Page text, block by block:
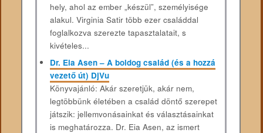
hely, ahol az ember „készül”, személyisége
alakul. Virginia Satir több ezer családdal
foglalkozva szerezte tapasztalatait, s
kivételes...
Dr. Eia Asen – A boldog család (és a hozzá
vezető út) DjVu
Könyvajánló: Akár szeretjük, akár nem,
legtöbbünk életében a család döntő szerepet
játszik: jellemvonásainkat és választásainkat
is meghatározza. Dr. Eia Asen, az ismert